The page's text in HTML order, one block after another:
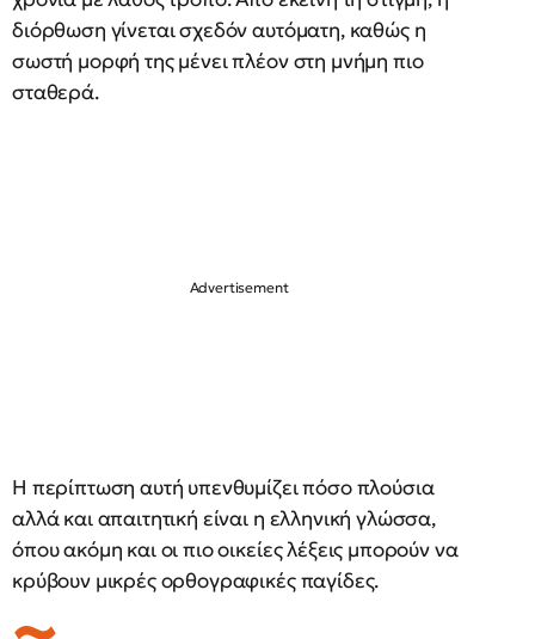
διόρθωση γίνεται σχεδόν αυτόματη, καθώς η
σωστή μορφή της μένει πλέον στη μνήμη πιο
σταθερά.
Η περίπτωση αυτή υπενθυμίζει πόσο πλούσια
αλλά και απαιτητική είναι η ελληνική γλώσσα,
όπου ακόμη και οι πιο οικείες λέξεις μπορούν να
κρύβουν μικρές ορθογραφικές παγίδες.